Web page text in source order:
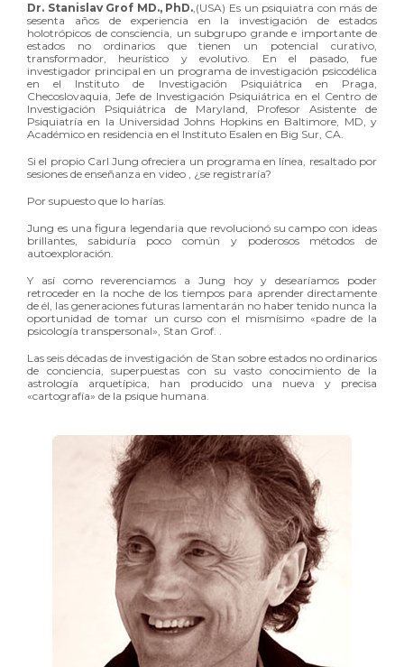
Dr. Stanislav Grof MD., PhD. ,(USA) Es un psiquiatra con más de
sesenta años de experiencia en la investigación de estados
holotrópicos de consciencia, un subgrupo grande e importante de
estados no ordinarios que tienen un potencial curativo,
transformador, heurístico y evolutivo. En el pasado, fue
investigador principal en un programa de investigación psicodélica
en el Instituto de Investigación Psiquiátrica en Praga,
Checoslovaquia, Jefe de Investigación Psiquiátrica en el Centro de
Investigación Psiquiátrica de Maryland, Profesor Asistente de
Psiquiatría en la Universidad Johns Hopkins en Baltimore, MD, y
Académico en residencia en el Instituto Esalen en Big Sur, CA.
Si el propio Carl Jung ofreciera un programa en línea, resaltado por
sesiones de enseñanza en video , ¿se registraría?
Por supuesto que lo harías.
Jung es una figura legendaria que revolucionó su campo con ideas
brillantes, sabiduría poco común y poderosos métodos de
autoexploración.
Y así como reverenciamos a Jung hoy y desearíamos poder
retroceder en la noche de los tiempos para aprender directamente
de él, las generaciones futuras lamentarán no haber tenido nunca la
oportunidad de tomar un curso con el mismísimo «padre de la
psicología transpersonal», Stan Grof. .
Las seis décadas de investigación de Stan sobre estados no ordinarios
de conciencia, superpuestas con su vasto conocimiento de la
astrología arquetípica, han producido una nueva y precisa
«cartografía» de la psique humana.